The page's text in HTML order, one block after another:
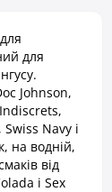
для
Johnson,
Navy і
на водній,
від
і Sex